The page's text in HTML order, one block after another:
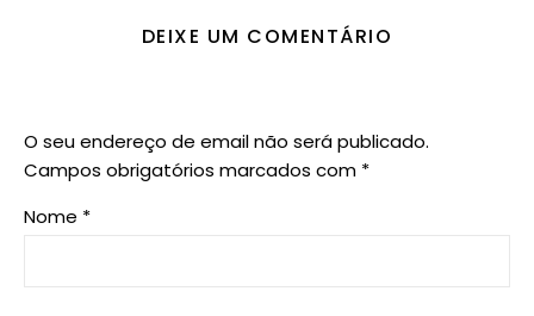
DEIXE UM COMENTÁRIO
O seu endereço de email não será publicado.
Campos obrigatórios marcados com *
Nome *